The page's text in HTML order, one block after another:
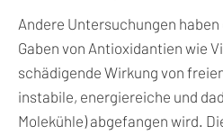
Andere Untersuchungen
Gaben von Antioxidantien wie
schädigende Wirkung von
instabile, energiereiche und
Molekühle) abgefangen wird.